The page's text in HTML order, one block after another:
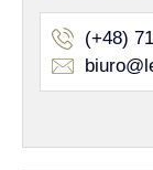
(+48)